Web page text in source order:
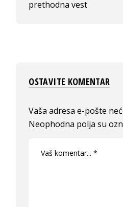
prethodna vest
OSTAVITE KOMENTAR
Vaša adresa e-pošte
Neophodna polja su